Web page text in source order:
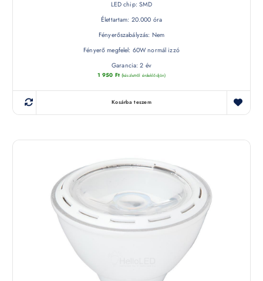
LED chip: SMD
Élettartam: 20.000 óra
Fényerőszabályzás: Nem
Fényerő megfelel: 60W normál izzó
Garancia: 2 év
1 950 Ft (készletről érdeklődjön)
Kosárba teszem